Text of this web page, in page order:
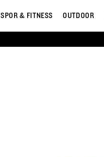
SPOR & FITNESS OUTDOOR